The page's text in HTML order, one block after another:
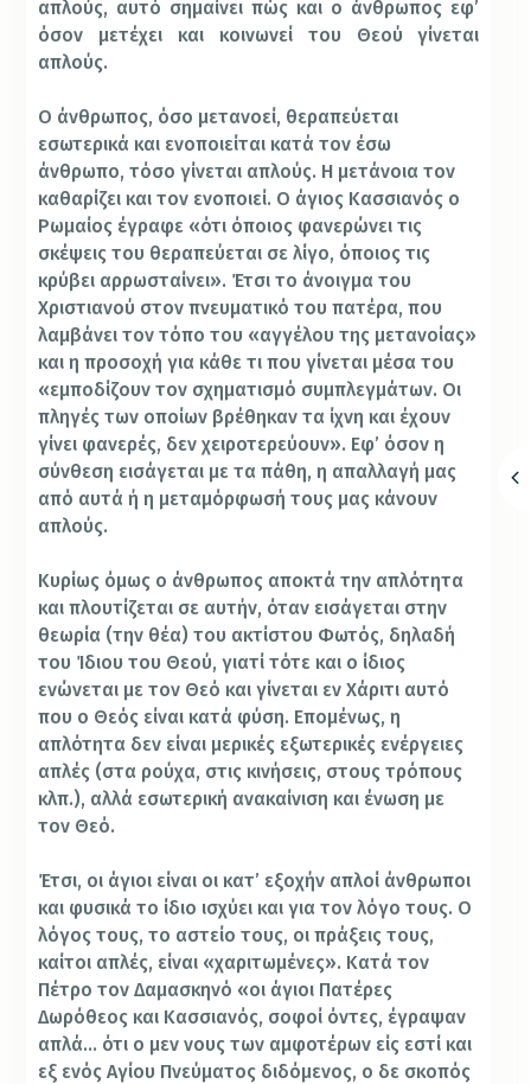
απλούς, αυτό σημαίνει πώς και ο άνθρωπος εφ’
όσον μετέχει και κοινωνεί του Θεού γίνεται
απλούς.
Ο άνθρωπος, όσο μετανοεί, θεραπεύεται
εσωτερικά και ενοποιείται κατά τον έσω
άνθρωπο, τόσο γίνεται απλούς. Η μετάνοια τον
καθαρίζει και τον ενοποιεί. Ο άγιος Κασσιανός ο
Ρωμαίος έγραφε «ότι όποιος φανερώνει τις
σκέψεις του θεραπεύεται σε λίγο, όποιος τις
κρύβει αρρωσταίνει». Έτσι το άνοιγμα του
Χριστιανού στον πνευματικό του πατέρα, που
λαμβάνει τον τόπο του «αγγέλου της μετανοίας»
και η προσοχή για κάθε τι που γίνεται μέσα του
«εμποδίζουν τον σχηματισμό συμπλεγμάτων. Οι
πληγές των οποίων βρέθηκαν τα ίχνη και έχουν
γίνει φανερές, δεν χειροτερεύουν». Εφ’ όσον η
σύνθεση εισάγεται με τα πάθη, η απαλλαγή μας
από αυτά ή η μεταμόρφωσή τους μας κάνουν
απλούς.
Κυρίως όμως ο άνθρωπος αποκτά την απλότητα
και πλουτίζεται σε αυτήν, όταν εισάγεται στην
θεωρία (την θέα) του ακτίστου Φωτός, δηλαδή
του Ίδιου του Θεού, γιατί τότε και ο ίδιος
ενώνεται με τον Θεό και γίνεται εν Χάριτι αυτό
που ο Θεός είναι κατά φύση. Επομένως, η
απλότητα δεν είναι μερικές εξωτερικές ενέργειες
απλές (στα ρούχα, στις κινήσεις, στους τρόπους
κλπ.), αλλά εσωτερική ανακαίνιση και ένωση με
τον Θεό.
Έτσι, οι άγιοι είναι οι κατ’ εξοχήν απλοί άνθρωποι
και φυσικά το ίδιο ισχύει και για τον λόγο τους. Ο
λόγος τους, το αστείο τους, οι πράξεις τους,
καίτοι απλές, είναι «χαριτωμένες». Κατά τον
Πέτρο τον Δαμασκηνό «οι άγιοι Πατέρες
Δωρόθεος και Κασσιανός, σοφοί όντες, έγραψαν
απλά… ότι ο μεν νους των αμφοτέρων είς εστί και
εξ ενός Αγίου Πνεύματος διδόμενος, ο δε σκοπός